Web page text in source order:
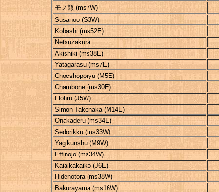
モノ熊 (ms7W)
Susanoo (S3W)
Kobashi (ms52E)
Netsuzakura
Akishiki (ms38E)
Yatagarasu (ms7E)
Chocshoporyu (M5E)
Chambone (ms30E)
Flohru (J5W)
Simon Takenaka (M14E)
Onakaderu (ms34E)
Sedorikku (ms33W)
Yagikunshu (M9W)
Effinojo (ms34W)
Kaiaikakaiko (J6E)
Hidenotora (ms38W)
Bakurayama (ms16W)